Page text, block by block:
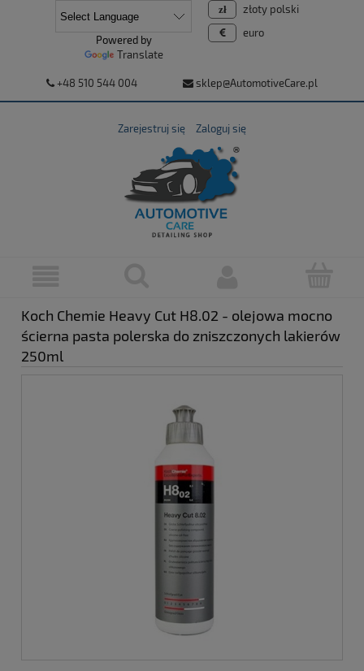
+48 510 544 004 sklep@AutomotiveCare.pl
Zarejestruj się Zaloguj się
złoty polski
euro
Powered by
Translate
Koch Chemie Heavy Cut H8.02 - olejowa mocno
ścierna pasta polerska do zniszczonych lakierów
250ml